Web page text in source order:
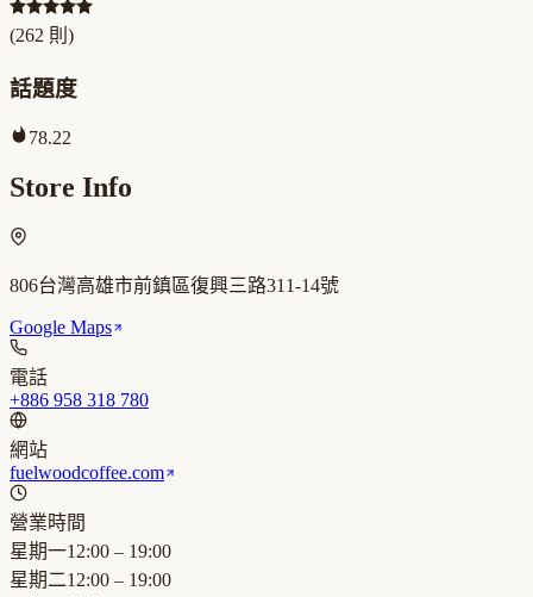
(262 則)
話題度
78.22
Store Info
806台灣高雄市前鎮區復興三路311-14號
Google Maps
電話
+886 958 318 780
網站
fuelwoodcoffee.com
營業時間
星期一12:00 – 19:00
星期二12:00 – 19:00